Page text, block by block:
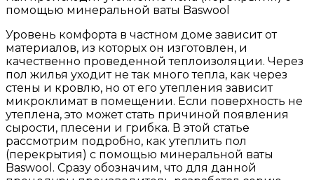
помощью минеральной ваты Baswool
Уровень комфорта в частном доме зависит от
материалов, из которых он изготовлен, и
качественно проведенной теплоизоляции. Через
пол жилья уходит не так много тепла, как через
стены и кровлю, но от его утепления зависит
микроклимат в помещении. Если поверхность не
утеплена, это может стать причиной появления
сырости, плесени и грибка. В этой статье
рассмотрим подробно, как утеплить пол
(перекрытия) с помощью минеральной ваты
Baswool. Сразу обозначим, что для данной